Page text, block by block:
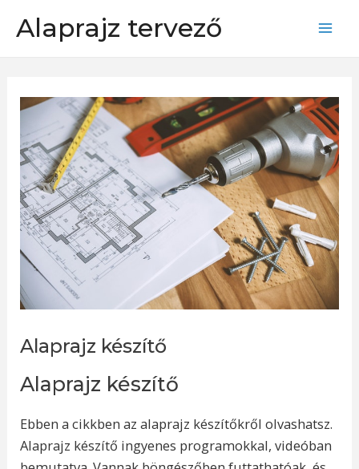
Alaprajz tervező
Alaprajz készítő
Alaprajz készítő
Ebben a cikkben az alaprajz készítőkről olvashatsz.
Alaprajz készítő ingyenes programokkal, videóban